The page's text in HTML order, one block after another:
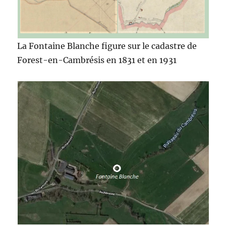
La Fontaine Blanche figure sur le cadastre de
Forest-en-Cambrésis en 1831 et en 1931